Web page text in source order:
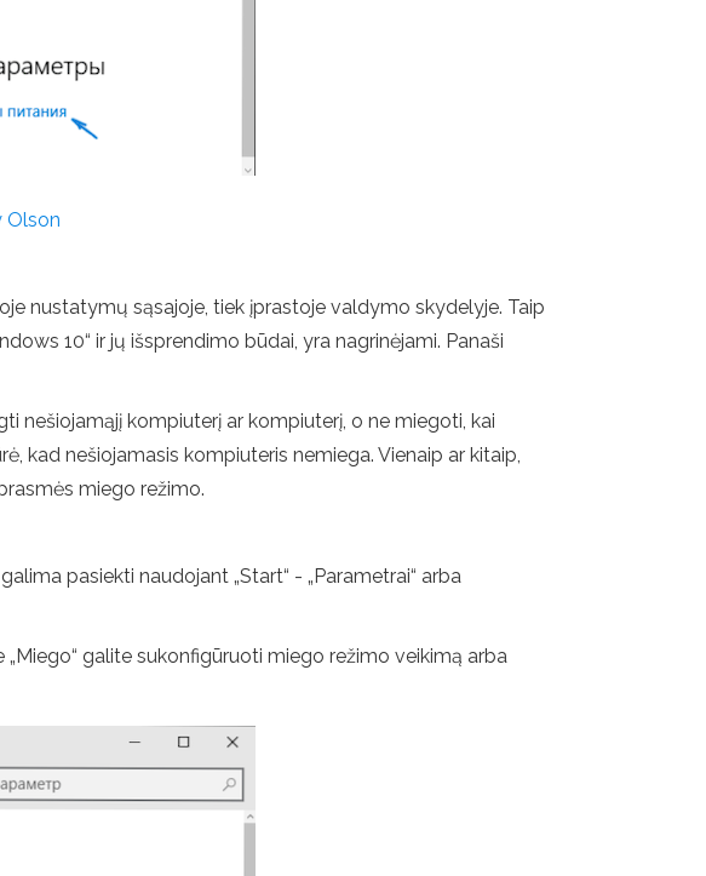
Olson
nustatymų sąsajoje, tiek įprastoje valdymo skydelyje. Taip
10“ ir jų išsprendimo būdai, yra nagrinėjami. Panaši
nešiojamąjį kompiuterį ar kompiuterį, o ne miegoti, kai
kad nešiojamasis kompiuteris nemiega. Vienaip ar kitaip,
miego režimo.
pasiekti naudojant „Start“ - „Parametrai“ arba
„Miego“ galite sukonfigūruoti miego režimo veikimą arba